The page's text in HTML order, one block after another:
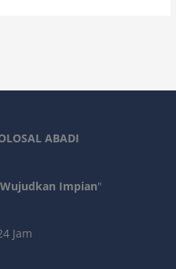
ABADI
Impian"
Jam